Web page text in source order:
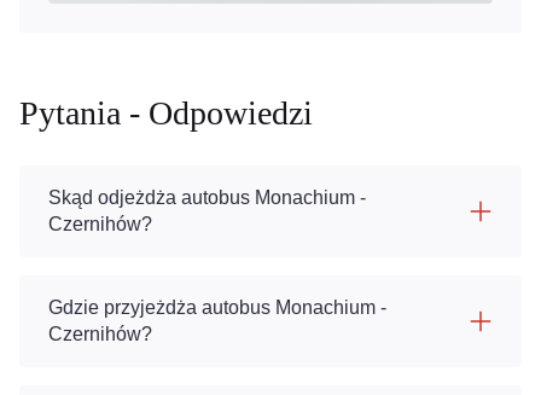
Pytania - Odpowiedzi
Skąd odjeżdża autobus Monachium -
Czernihów?
Gdzie przyjeżdża autobus Monachium -
Czernihów?